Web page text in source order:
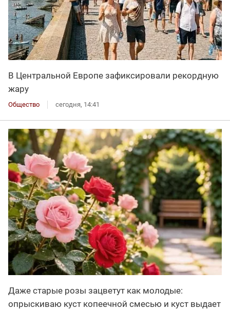
В Центральной Европе зафиксировали рекордную
жару
Общество сегодня, 14:41
Даже старые розы зацветут как молодые:
опрыскиваю куст копеечной смесью и куст выдает